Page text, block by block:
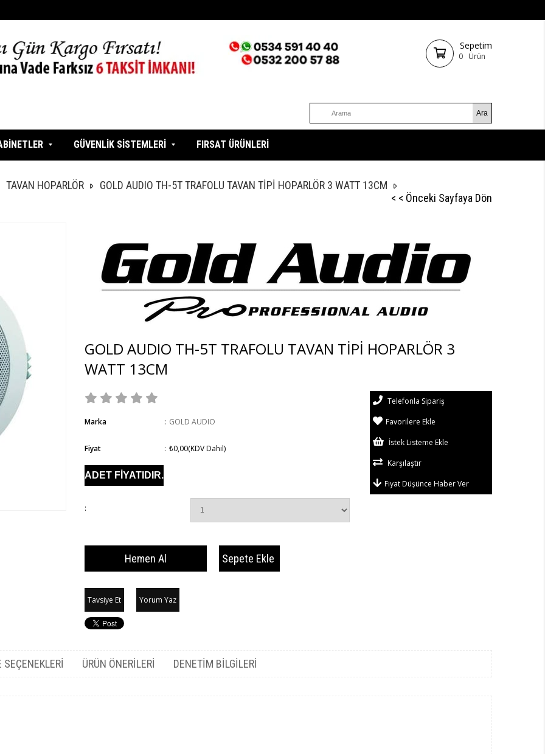
Sepetim
0 Ürün
GÜVENLİK SİSTEMLERİ FIRSAT ÜRÜNLERİ
TAVAN HOPARLÖR
GOLD AUDIO TH-5T TRAFOLU TAVAN TİPİ HOPARLÖR 3 WATT 13CM
< < Önceki Sayfaya Dön
GOLD AUDIO TH-5T TRAFOLU TAVAN TİPİ HOPARLÖR 3
WATT 13CM
Marka : GOLD AUDIO
Fiyat : ₺0,00(KDV Dahil)
ADET FİYATIDIR.
:
Telefonla Sipariş
Favorilere Ekle
İstek Listeme Ekle
Karşılaştır
Fiyat Düşünce Haber Ver
Tavsiye Et Yorum Yaz
SEÇENEKLERI ÜRÜN ÖNERILERI DENETIM BILGILERI